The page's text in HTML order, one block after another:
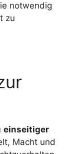
notwendig
zu
einseitiger
Macht und